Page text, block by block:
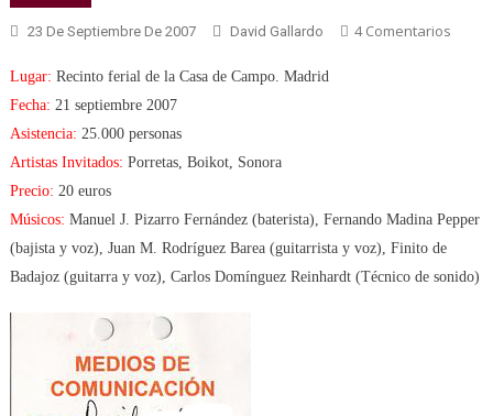
23 De Septiembre De 2007 David Gallardo 4 ComentariosEn
De
Lugar: Recinto ferial de la Casa de Campo. Madrid
Fecha: 21 septiembre 2007
Asistencia: 25.000 personas
Artistas Invitados: Porretas, Boikot, Sonora
Precio: 20 euros
Músicos: Manuel J. Pizarro Fernández (baterista), Fernando Madina Pepper
(bajista y voz), Juan M. Rodríguez Barea (guitarrista y voz), Finito de
Badajoz (guitarra y voz), Carlos Domínguez Reinhardt (Técnico de sonido)